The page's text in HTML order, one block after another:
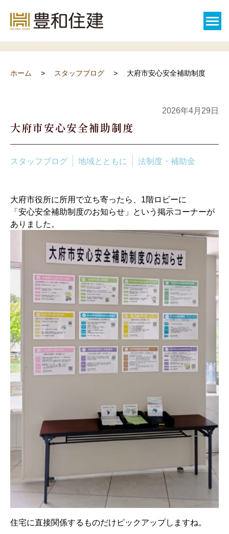
スタッフブログ
ホーム スタッフブログ 大府市安心安全補助制度
2026年4月29日
大府市安心安全補助制度
スタッフブログ 地域とともに 法制度・補助金
大府市役所に所用で立ち寄ったら、1階ロビーに
「安心安全補助制度のお知らせ」という掲示コーナーが
ありました。
住宅に直接関係するものだけピックアップしますね。